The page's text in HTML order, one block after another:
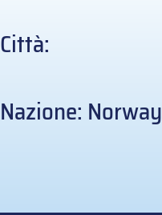
Città:
Nazione: Norway